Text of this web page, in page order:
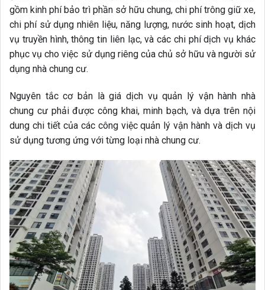
gồm kinh phí bảo trì phần sở hữu chung, chi phí trông giữ xe,
chi phí sử dụng nhiên liệu, năng lượng, nước sinh hoạt, dịch
vụ truyền hình, thông tin liên lạc, và các chi phí dịch vụ khác
phục vụ cho việc sử dụng riêng của chủ sở hữu và người sử
dụng nhà chung cư.
Nguyên tắc cơ bản là giá dịch vụ quản lý vận hành nhà
chung cư phải được công khai, minh bạch, và dựa trên nội
dung chi tiết của các công việc quản lý vận hành và dịch vụ
sử dụng tương ứng với từng loại nhà chung cư.